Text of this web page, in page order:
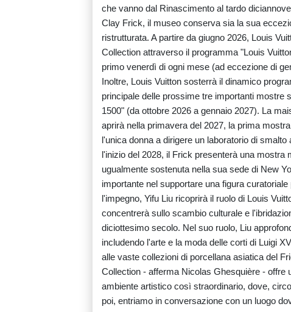
che vanno dal Rinascimento al tardo
Clay Frick, il museo conserva sia la sua
ristrutturata. A partire da giugno 2026, Louis
Collection attraverso il programma "Louis
primo venerdì di ogni mese (ad eccezione di
Inoltre, Louis Vuitton sosterrà il dinamico
principale delle prossime tre importanti mostre
1500" (da ottobre 2026 a gennaio 2027). La
aprirà nella primavera del 2027, la prima
l'unica donna a dirigere un laboratorio di
l'inizio del 2028, il Frick presenterà una mostra
ugualmente sostenuta nella sua sede di New
importante nel supportare una figura
l'impegno, Yifu Liu ricoprirà il ruolo di Louis
concentrerà sullo scambio culturale e
diciottesimo secolo. Nel suo ruolo, Liu
includendo l'arte e la moda delle corti di Luigi
alle vaste collezioni di porcellana asiatica del
Collection - afferma Nicolas Ghesquière - offre
ambiente artistico così straordinario, dove,
poi, entriamo in conversazione con un luogo